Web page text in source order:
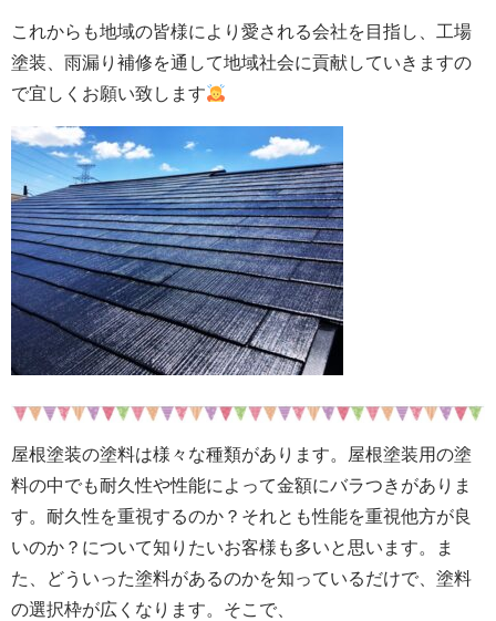
これからも地域の皆様により愛される会社を目指し、工場
塗装、雨漏り補修を通して地域社会に貢献していきますの
で宜しくお願い致します
屋根塗装の塗料は様々な種類があります。屋根塗装用の塗
料の中でも耐久性や性能によって金額にバラつきがありま
す。耐久性を重視するのか？それとも性能を重視他方が良
いのか？について知りたいお客様も多いと思います。ま
た、どういった塗料があるのかを知っているだけで、塗料
の選択枠が広くなります。そこで、